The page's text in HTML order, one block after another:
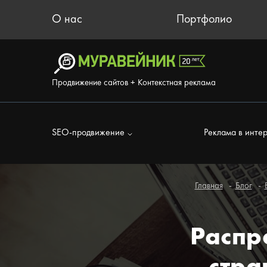
О нас Портфолио
Продвижение сайтов + Контекстная реклама
SEO-продвижение Реклама в
Главная Блог